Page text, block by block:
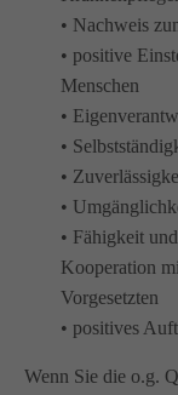
Register Lost
Über uns
Wir haben uns
Spezialisierung
das wirGUTES
Wir sagenDANKE
• Nachweis
• positive
Menschen
•
•
•
•
• Fähigkeit
Kooperation
Vorgesetzten
• positives
Wenn Sie die o.g.